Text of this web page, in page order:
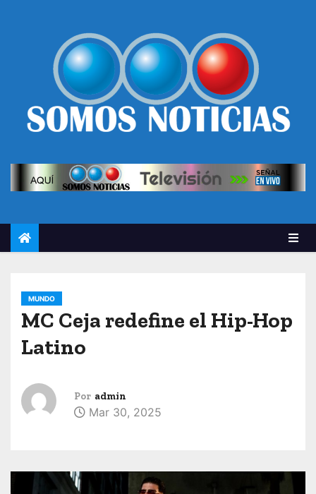
MUNDO
MC Ceja redefine el Hip-Hop
Latino
Por admin
Mar 30, 2025